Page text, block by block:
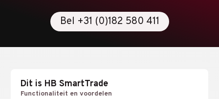
Bel +31 (0)182 580 411
Dit is HB SmartTrade
Functionaliteit en voordelen